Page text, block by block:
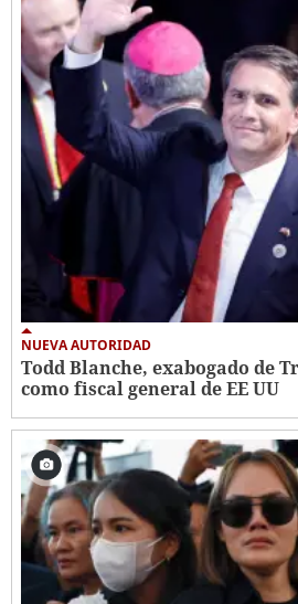
NUEVA AUTORIDAD
Todd Blanche, exabogado de
como fiscal general de EE UU